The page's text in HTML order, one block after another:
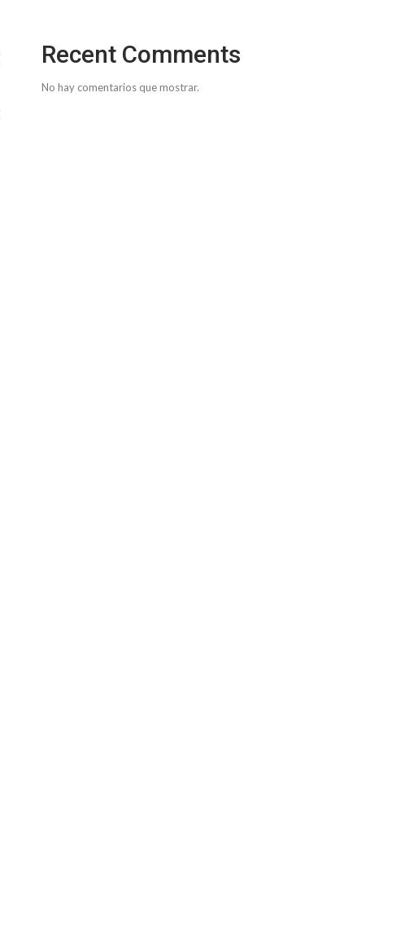
Recent Comments
No hay comentarios que mostrar.